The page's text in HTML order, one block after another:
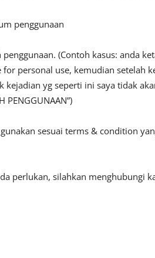
penggunaan
(Contoh kasus: anda
personal use, kemudian setelah
yg seperti ini saya tidak akan
PENGGUNAAN”)
sesuai terms & condition
perlukan, silahkan menghubungi